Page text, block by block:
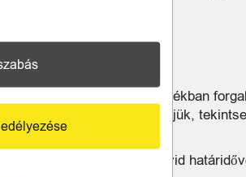
gyorszáras
584 X 20
Üzleteink széles választékban
hasonló eszközöket, kérjük,
termékünket is!
Kiszállítás, postázás rövid